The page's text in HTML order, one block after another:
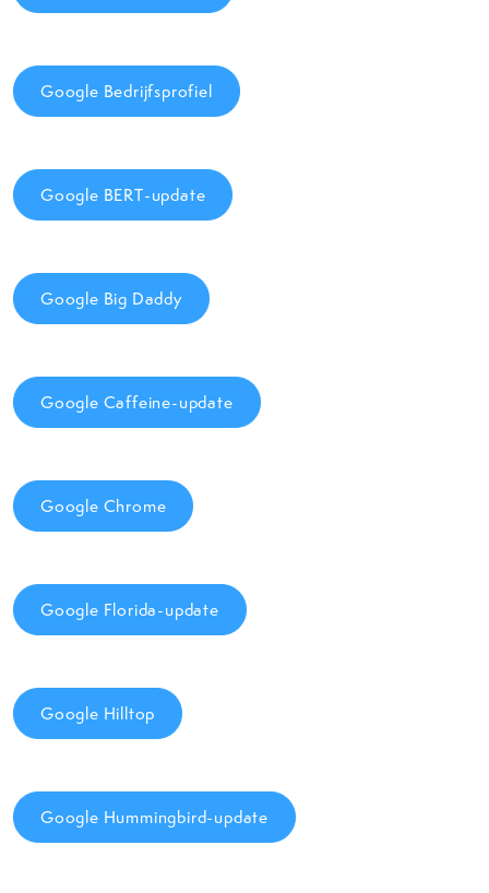
Google Bedrijfsprofiel
Google BERT-update
Google Big Daddy
Google Caffeine-update
Google Chrome
Google Florida-update
Google Hilltop
Google Hummingbird-update